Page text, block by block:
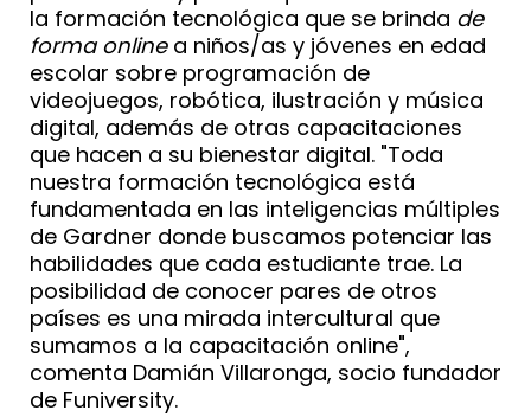
la formación tecnológica que se brinda de
forma onlinea niños/as y jóvenes en edad
escolar sobre programación de
videojuegos, robótica, ilustración y música
digital, además de otras capacitaciones
que hacen a su bienestar digital. "Toda
nuestra formación tecnológica está
fundamentada en las inteligencias múltiples
de Gardner donde buscamos potenciar las
habilidades que cada estudiante trae. La
posibilidad de conocer pares de otros
países es una mirada intercultural que
sumamos a la capacitación online",
comenta Damián Villaronga, socio fundador
de Funiversity.